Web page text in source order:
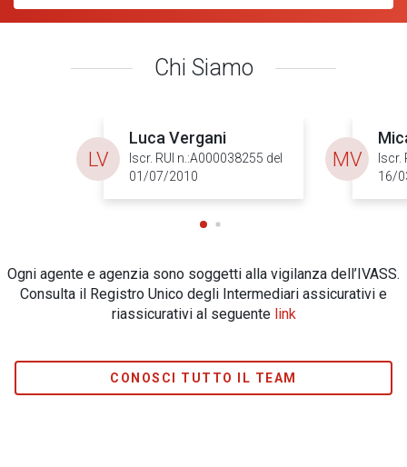
Chi Siamo
Luca Vergani
Iscr. RUI n.:A000038255 del
01/07/2010
LV
Iscr.
16/
MV
Ogni agente e agenzia sono soggetti alla vigilanza dell’IVASS.
Consulta il Registro Unico degli Intermediari assicurativi e
riassicurativi al seguente link
CONOSCI TUTTO IL TEAM